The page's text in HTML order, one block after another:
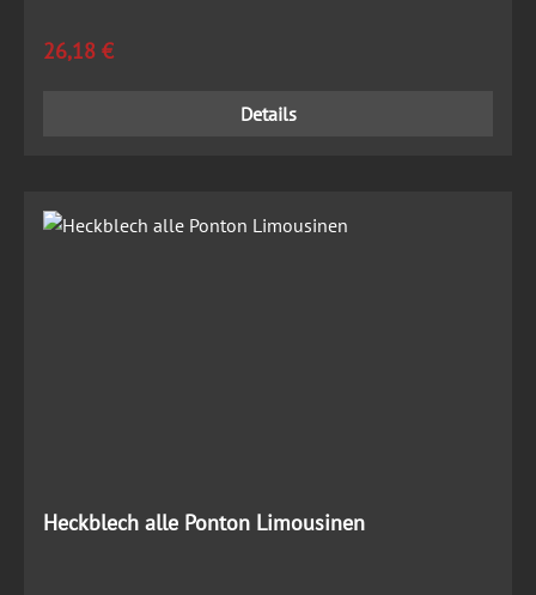
Regulärer Preis:
26,18 €
Details
Heckblech alle Ponton Limousinen